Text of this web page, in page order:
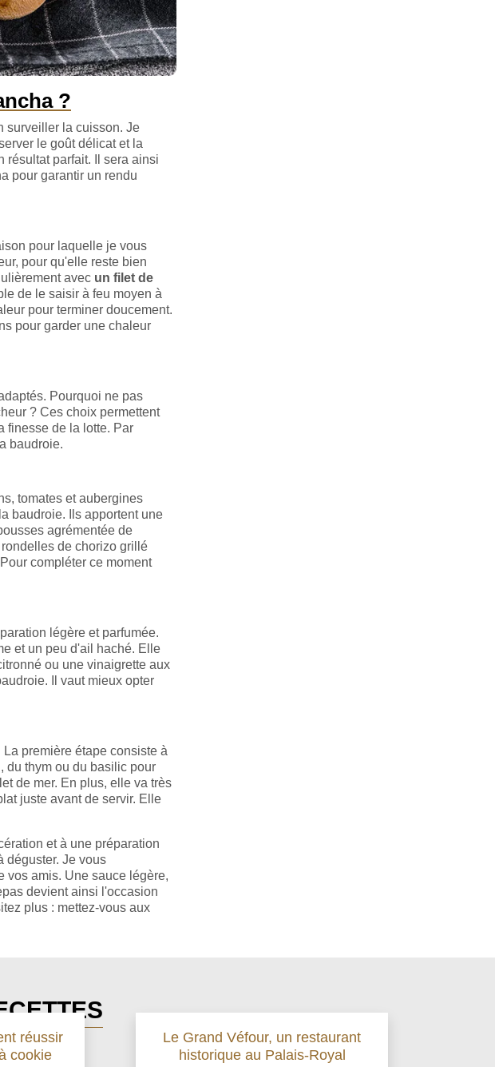
?
surveiller la cuisson. Je
le goût délicat et la
résultat parfait. Il sera ainsi
pour garantir un rendu
pour laquelle je vous
pour qu'elle reste bien
avec un filet de
de le saisir à feu moyen à
pour terminer doucement.
pour garder une chaleur
Pourquoi ne pas
? Ces choix permettent
finesse de la lotte. Par
baudroie.
tomates et aubergines
baudroie. Ils apportent une
agrémentée de
de chorizo grillé
compléter ce moment
légère et parfumée.
et un peu d'ail haché. Elle
ou une vinaigrette aux
Il vaut mieux opter
La première étape consiste à
du thym ou du basilic pour
de mer. En plus, elle va très
juste avant de servir. Elle
et à une préparation
déguster. Je vous
vos amis. Une sauce légère,
devient ainsi l'occasion
plus : mettez-vous aux
réussir
cookie
Le Grand Véfour, un restaurant
historique au Palais-Royal